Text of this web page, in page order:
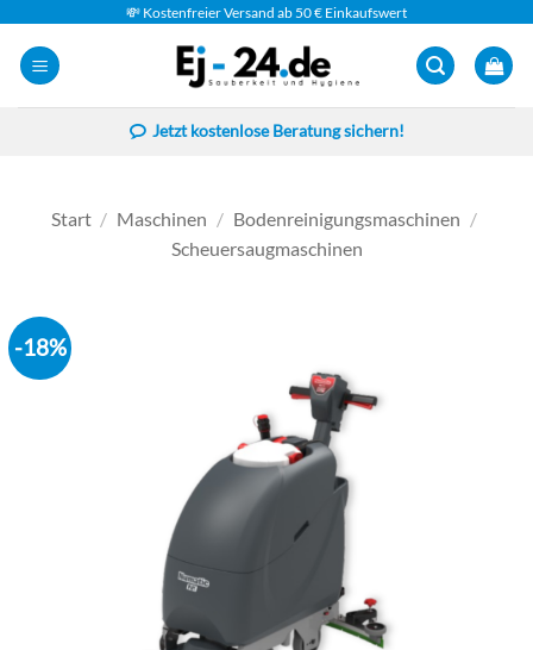
Inhalt
springen
💸 Kostenfreier Versand ab 50 € Einkaufswert
Jetzt kostenlose Beratung sichern!
Start / Maschinen / Bodenreinigungsmaschinen /
Scheuersaugmaschinen
-18%